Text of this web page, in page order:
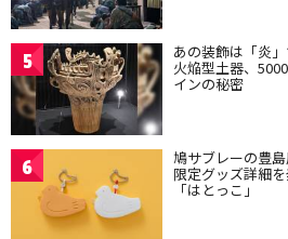
5 あの装飾は「炎
火焔型土器、
インの秘密
6 鳩サブレーの豊島
限定グッズ詳細
「はとっこ」